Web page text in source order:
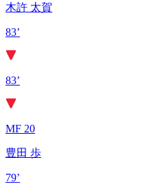
木許 太賀
83’
83’
MF 20
豊田 歩
79’